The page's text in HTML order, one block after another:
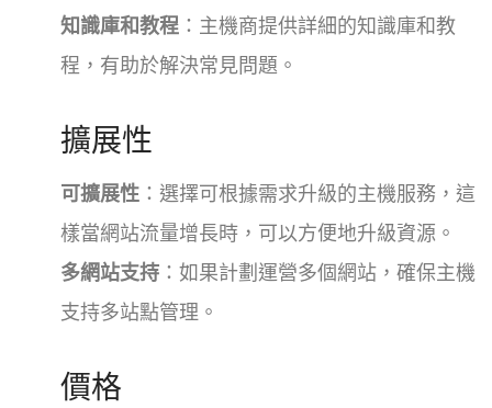
知識庫和教程 ：主機商提供詳細的知識庫和教
程，有助於解決常見問題。
擴展性
可擴展性 ：選擇可根據需求升級的主機服務，這
樣當網站流量增長時，可以方便地升級資源。
多網站支持 ：如果計劃運營多個網站，確保主機
支持多站點管理。
價格